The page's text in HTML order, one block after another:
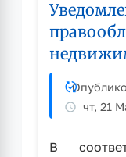
чт, 21
В